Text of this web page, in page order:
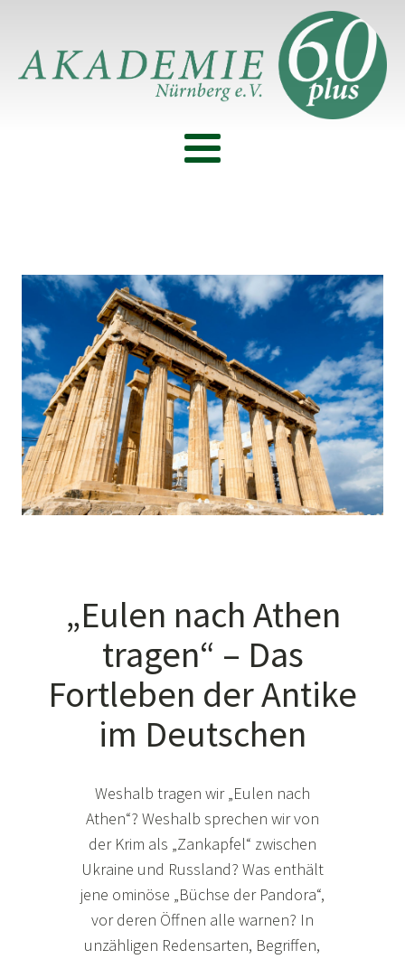
„Eulen nach Athen
tragen“ – Das
Fortleben der Antike
im Deutschen
Weshalb tragen wir „Eulen nach
Athen“? Weshalb sprechen wir von
der Krim als „Zankapfel“ zwischen
Ukraine und Russland? Was enthält
jene ominöse „Büchse der Pandora“,
vor deren Öffnen alle warnen? In
unzähligen Redensarten, Begriffen,